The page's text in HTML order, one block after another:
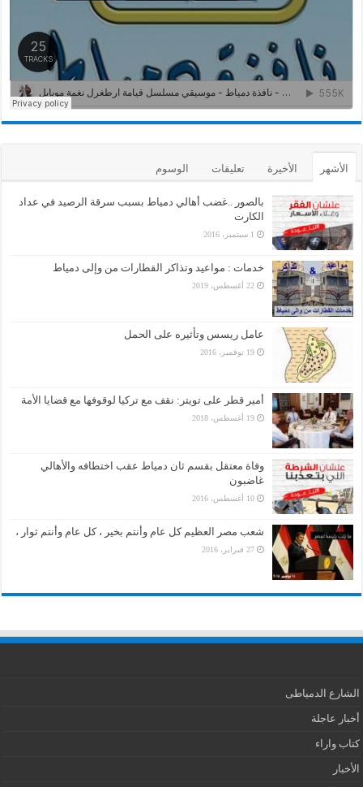
الأشهر الأخيرة تعليقات الوسوم
بالصور ..غضب أهالي دمياط بسبب سرقة الرصيد في عداد
الكارت
1 سبتمبر، 2016
خدمات : مواعيد وتذاكر القطارات من وإلى دمياط
22 أغسطس، 2019
عامل ريسس وتأثيره على الحمل
19 نوفمبر، 2016
أمير قطر على تويتر: نقف مع تركيا لوقوفها مع قضايا الأمة
19 أغسطس، 2018
وفاة معتقل بقسم ثان دمياط عقب اختطافه والأهالي
غاضبون
10 أغسطس، 2016
شعب مصر العظيم كل عام وأنتم بخير ، كل عام وأنتم ثوار ،
27 فبراير، 2016
الشارع الدمياطى
أخبار عاجلة
كتاب واراء
الأخبار